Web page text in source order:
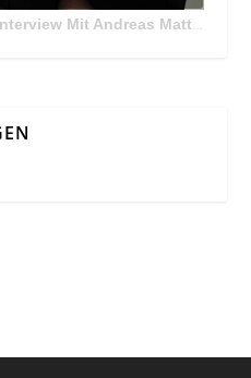
Mit Andreas Matthä, CEO der ÖBB Holding